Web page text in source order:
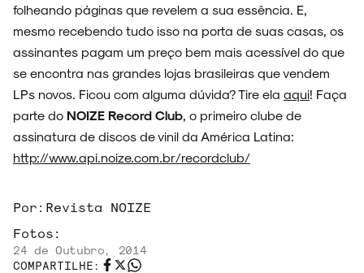
folheando páginas que revelem a sua essência. E,
mesmo recebendo tudo isso na porta de suas casas, os
assinantes pagam um preço bem mais acessível do que
se encontra nas grandes lojas brasileiras que vendem
LPs novos. Ficou com alguma dúvida? Tire ela aqui! Faça
parte do NOIZE Record Club , o primeiro clube de
assinatura de discos de vinil da América Latina:
http://www.api.noize.com.br/recordclub/
Por: Revista NOIZE
Fotos:
24 de Outubro, 2014
COMPARTILHE: